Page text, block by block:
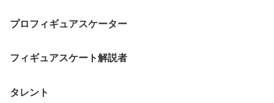
プロフィギュアスケーター
フィギュアスケート解説者
タレント